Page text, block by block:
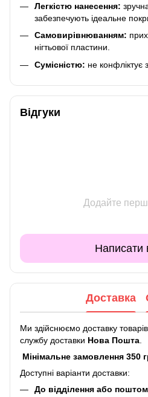
Легкістю нанесення:
забезпечують ідеальне
Самовирівнюванням:
нігтьової пластини.
Сумісністю: не конфліктує
Відгуки
Додайте
Написати
Доставка
Ми здійснюємо доставку
службу доставки Нова Пошта
Мінімальне замовлення 350
Доступні варіанти доставки:
До відділення або